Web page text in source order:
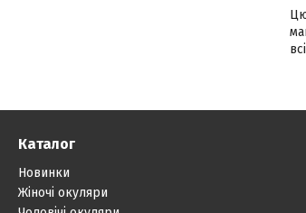
Каталог
Новинки
Жіночі окуляри